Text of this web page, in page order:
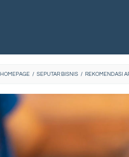
HOMEPAGE / SEPUTAR BISNIS / REKOMENDASI